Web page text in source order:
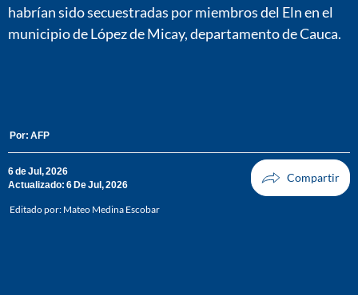
habrían sido secuestradas por miembros del Eln en el
municipio de López de Micay, departamento de Cauca.
Por: AFP
6 de Jul, 2026
Actualizado: 6 De Jul, 2026
Editado por: Mateo Medina Escobar